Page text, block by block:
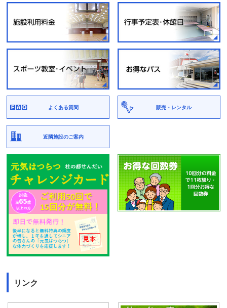
よくある質問 販売・レンタル
近隣施設のご案内
リンク